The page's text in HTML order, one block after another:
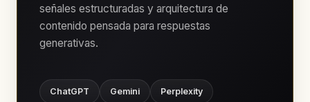
señales estructuradas y arquitectura de
contenido pensada para respuestas
generativas.
ChatGPT Gemini Perplexity